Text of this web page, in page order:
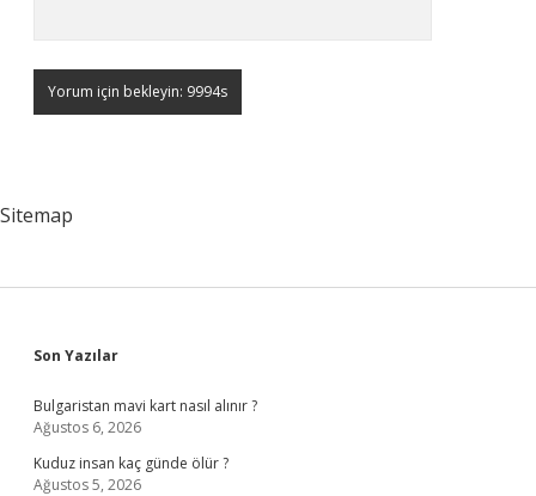
Sitemap
Sidebar
Son Yazılar
Bulgaristan mavi kart nasıl alınır ?
Ağustos 6, 2026
Kuduz insan kaç günde ölür ?
Ağustos 5, 2026